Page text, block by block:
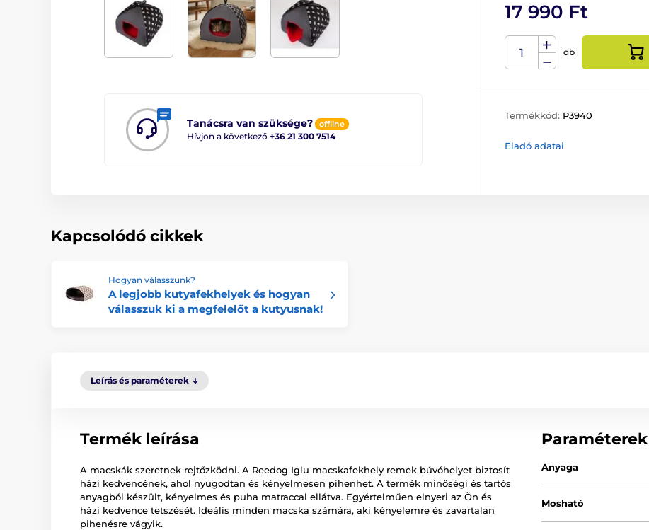
Tanácsra van szüksége? offline
Hívjon a következő +36 21 300 7514
17 990 Ft
db
Termékkód: P3940
Eladó adatai
Kapcsolódó cikkek
Hogyan válasszunk?
A legjobb kutyafekhelyek és hogyan
válasszuk ki a megfelelőt a kutyusnak!
Leírás és paraméterek
Termék leírása
A macskák szeretnek rejtőzködni. A Reedog Iglu macskafekhely remek búvóhelyet biztosít
házi kedvencének, ahol nyugodtan és kényelmesen pihenhet. A termék minőségi és tartós
anyagból készült, kényelmes és puha matraccal ellátva. Egyértelműen elnyeri az Ön és
házi kedvence tetszését. Ideális minden macska számára, aki kényelemre és zavartalan
pihenésre vágyik.
Paraméterek
Anyaga
Mosható